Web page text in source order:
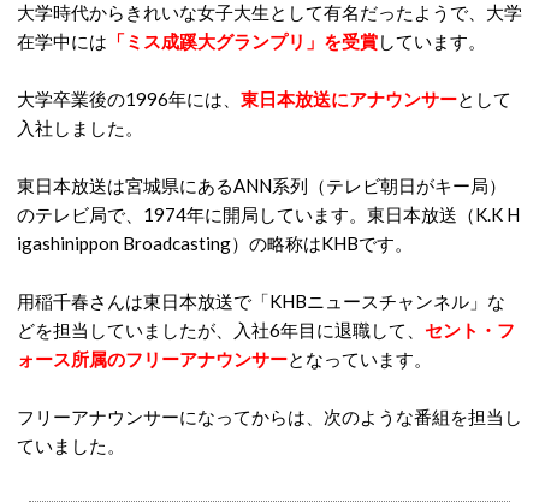
大学時代からきれいな女子大生として有名だったようで、大学
在学中には 「ミス成蹊大グランプリ」を受賞しています。
大学卒業後の1996年には、 東日本放送にアナウンサーとして
入社しました。
東日本放送は宮城県にあるANN系列（テレビ朝日がキー局）
のテレビ局で、1974年に開局しています。東日本放送（K.K H
igashinippon Broadcasting）の略称はKHBです。
用稲千春さんは東日本放送で「KHBニュースチャンネル」な
どを担当していましたが、入社6年目に退職して、 セント・フ
ォース所属のフリーアナウンサーとなっています。
フリーアナウンサーになってからは、次のような番組を担当し
ていました。